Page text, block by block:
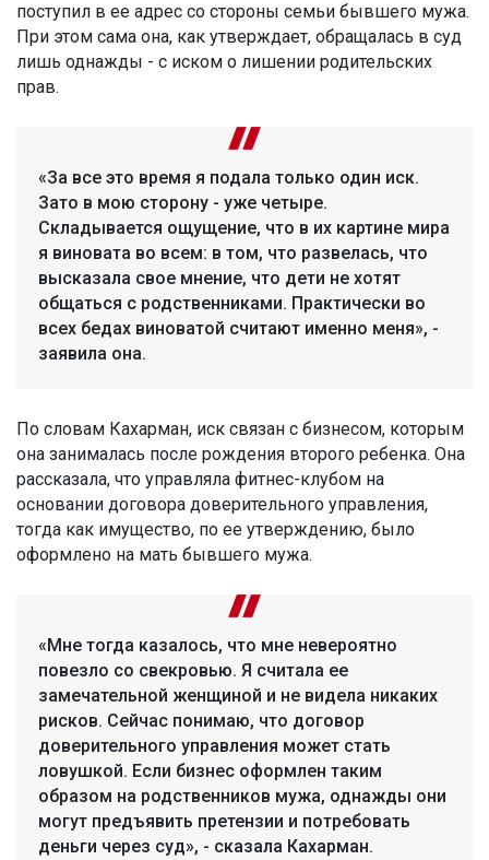
поступил в ее адрес со стороны семьи бывшего мужа.
При этом сама она, как утверждает, обращалась в суд
лишь однажды - с иском о лишении родительских
прав.
«За все это время я подала только один иск.
Зато в мою сторону - уже четыре.
Складывается ощущение, что в их картине мира
я виновата во всем: в том, что развелась, что
высказала свое мнение, что дети не хотят
общаться с родственниками. Практически во
всех бедах виноватой считают именно меня», -
заявила она.
По словам Кахарман, иск связан с бизнесом, которым
она занималась после рождения второго ребенка. Она
рассказала, что управляла фитнес-клубом на
основании договора доверительного управления,
тогда как имущество, по ее утверждению, было
оформлено на мать бывшего мужа.
«Мне тогда казалось, что мне невероятно
повезло со свекровью. Я считала ее
замечательной женщиной и не видела никаких
рисков. Сейчас понимаю, что договор
доверительного управления может стать
ловушкой. Если бизнес оформлен таким
образом на родственников мужа, однажды они
могут предъявить претензии и потребовать
деньги через суд», - сказала Кахарман.